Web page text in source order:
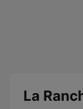
La